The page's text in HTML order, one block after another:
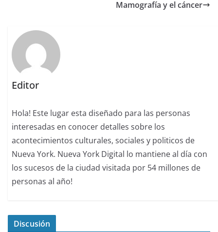
Mamografía y el cáncer
Editor
Hola! Este lugar esta diseñado para las personas
interesadas en conocer detalles sobre los
acontecimientos culturales, sociales y politicos de
Nueva York. Nueva York Digital lo mantiene al día con
los sucesos de la ciudad visitada por 54 millones de
personas al año!
Discusión